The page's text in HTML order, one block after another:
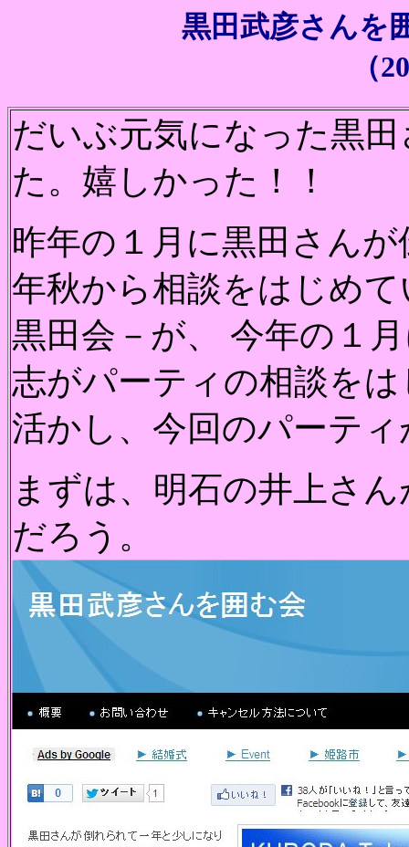
黒田武彦さんを
（
だいぶ元気になった黒
た。嬉しかった！！
昨年の１月に黒田さん
年秋から相談をはじめ
黒田会－が、 今年の１
志がパーティの相談を
活かし、今回のパーテ
まずは、明石の井上さ
だろう。